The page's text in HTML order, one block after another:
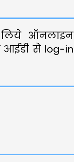
ऑनलाइन
से log-in